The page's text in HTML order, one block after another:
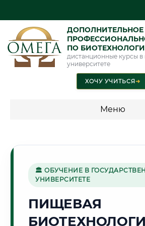
ДОПОЛНИТЕЛЬНОЕ
ПО
дистанционные курсы в
университете
ХОЧУ УЧИТЬСЯ➜
Меню
Г. ТАМБОВ
🏛 ОБУЧЕНИЕ В
УНИВЕРСИТЕТЕ
ПИЩЕВАЯ